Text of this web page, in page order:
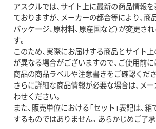
アスクルでは、サイト上に最新の商品情報
ておりますが、メーカーの都合等により、商品
パッケージ、原材料、原産国など）が変更さ
す。
このため、実際にお届けする商品とサイト
が異なる場合がございますので、ご使用前
商品の商品ラベルや注意書きをご確認くださ
さらに詳細な商品情報が必要な場合は、メ
わせください。
また、販売単位における「セット」表記は、
するものではありません。あらかじめご了承